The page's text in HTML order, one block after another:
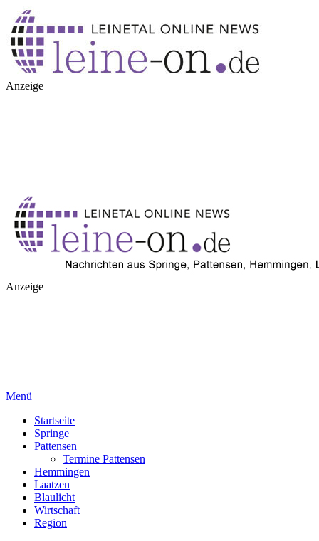
Anzeige
Anzeige
Menü
Startseite
Springe
Pattensen
Termine Pattensen
Hemmingen
Laatzen
Blaulicht
Wirtschaft
Region